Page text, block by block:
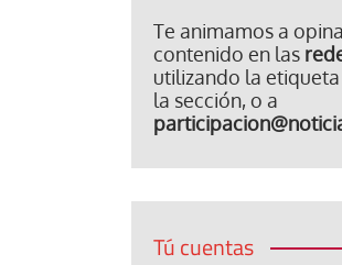
Te animamos a
contenido en las
utilizando la
la sección, o a
Tú cuentas